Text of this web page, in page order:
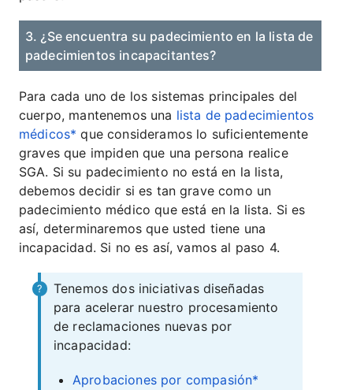
3. ¿Se encuentra su padecimiento en la lista de
padecimientos incapacitantes?
Para cada uno de los sistemas principales del
cuerpo, mantenemos una lista de padecimientos
médicos* que consideramos lo suficientemente
graves que impiden que una persona realice
SGA. Si su padecimiento no está en la lista,
debemos decidir si es tan grave como un
padecimiento médico que está en la lista. Si es
así, determinaremos que usted tiene una
incapacidad. Si no es así, vamos al paso 4.
Tenemos dos iniciativas diseñadas
para acelerar nuestro procesamiento
de reclamaciones nuevas por
incapacidad:
Aprobaciones por compasión*